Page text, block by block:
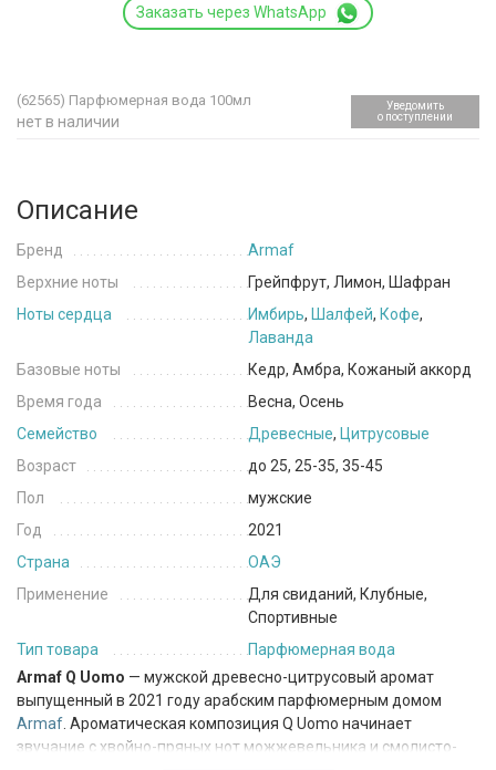
Заказать через WhatsApp
(62565) Парфюмерная вода 100мл
нет в наличии
Уведомить
о поступлении
Описание
Бренд
Armaf
Верхние ноты
Грейпфрут, Лимон, Шафран
Ноты сердца
Имбирь, Шалфей, Кофе,
Лаванда
Базовые ноты
Кедр, Амбра, Кожаный аккорд
Время года
Весна, Осень
Семейство
Древесные, Цитрусовые
Возраст
до 25, 25-35, 35-45
Пол
мужские
Год
2021
Страна
ОАЭ
Применение
Для свиданий, Клубные,
Спортивные
Тип товара
Парфюмерная вода
Armaf Q Uomo — мужской древесно-цитрусовый аромат
выпущенный в 2021 году арабским парфюмерным домом
Armaf . Ароматическая композиция Q Uomo начинает
звучание с хвойно-пряных нот можжевельника и смолисто-